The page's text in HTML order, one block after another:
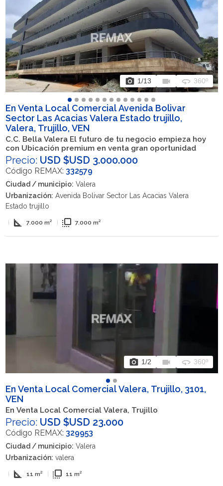
photo_camera 1/13 videocam 360 360º
En Venta Local Comercial Avenida Bolivar
Sector Las Acacias Valera Estado trujillo,
Valera, Trujillo, VEN
C.C. Bella Valera El futuro de tu negocio empieza hoy
con Ubicación premium en venta gran oportunidad
Precio: USD $USD 3.000.000
Código REMAX: 332579
Ciudad / municipio: Valera
Urbanización: Avenida Bolivar Sector Las Acacias Valera
Estado trujillo
square_foot 7.000 m² flip_to_front 7.000 m²
photo_camera 1/2 videocam 360 360º
En Venta Local Comercial Valera, Trujillo, 3101,
VEN
En Venta Local Comercial Valera, Trujillo
Precio: USD $USD 23.000
Código REMAX: 329953
Ciudad / municipio: Valera
Urbanización: valera
square_foot 11 m² flip_to_front 11 m²